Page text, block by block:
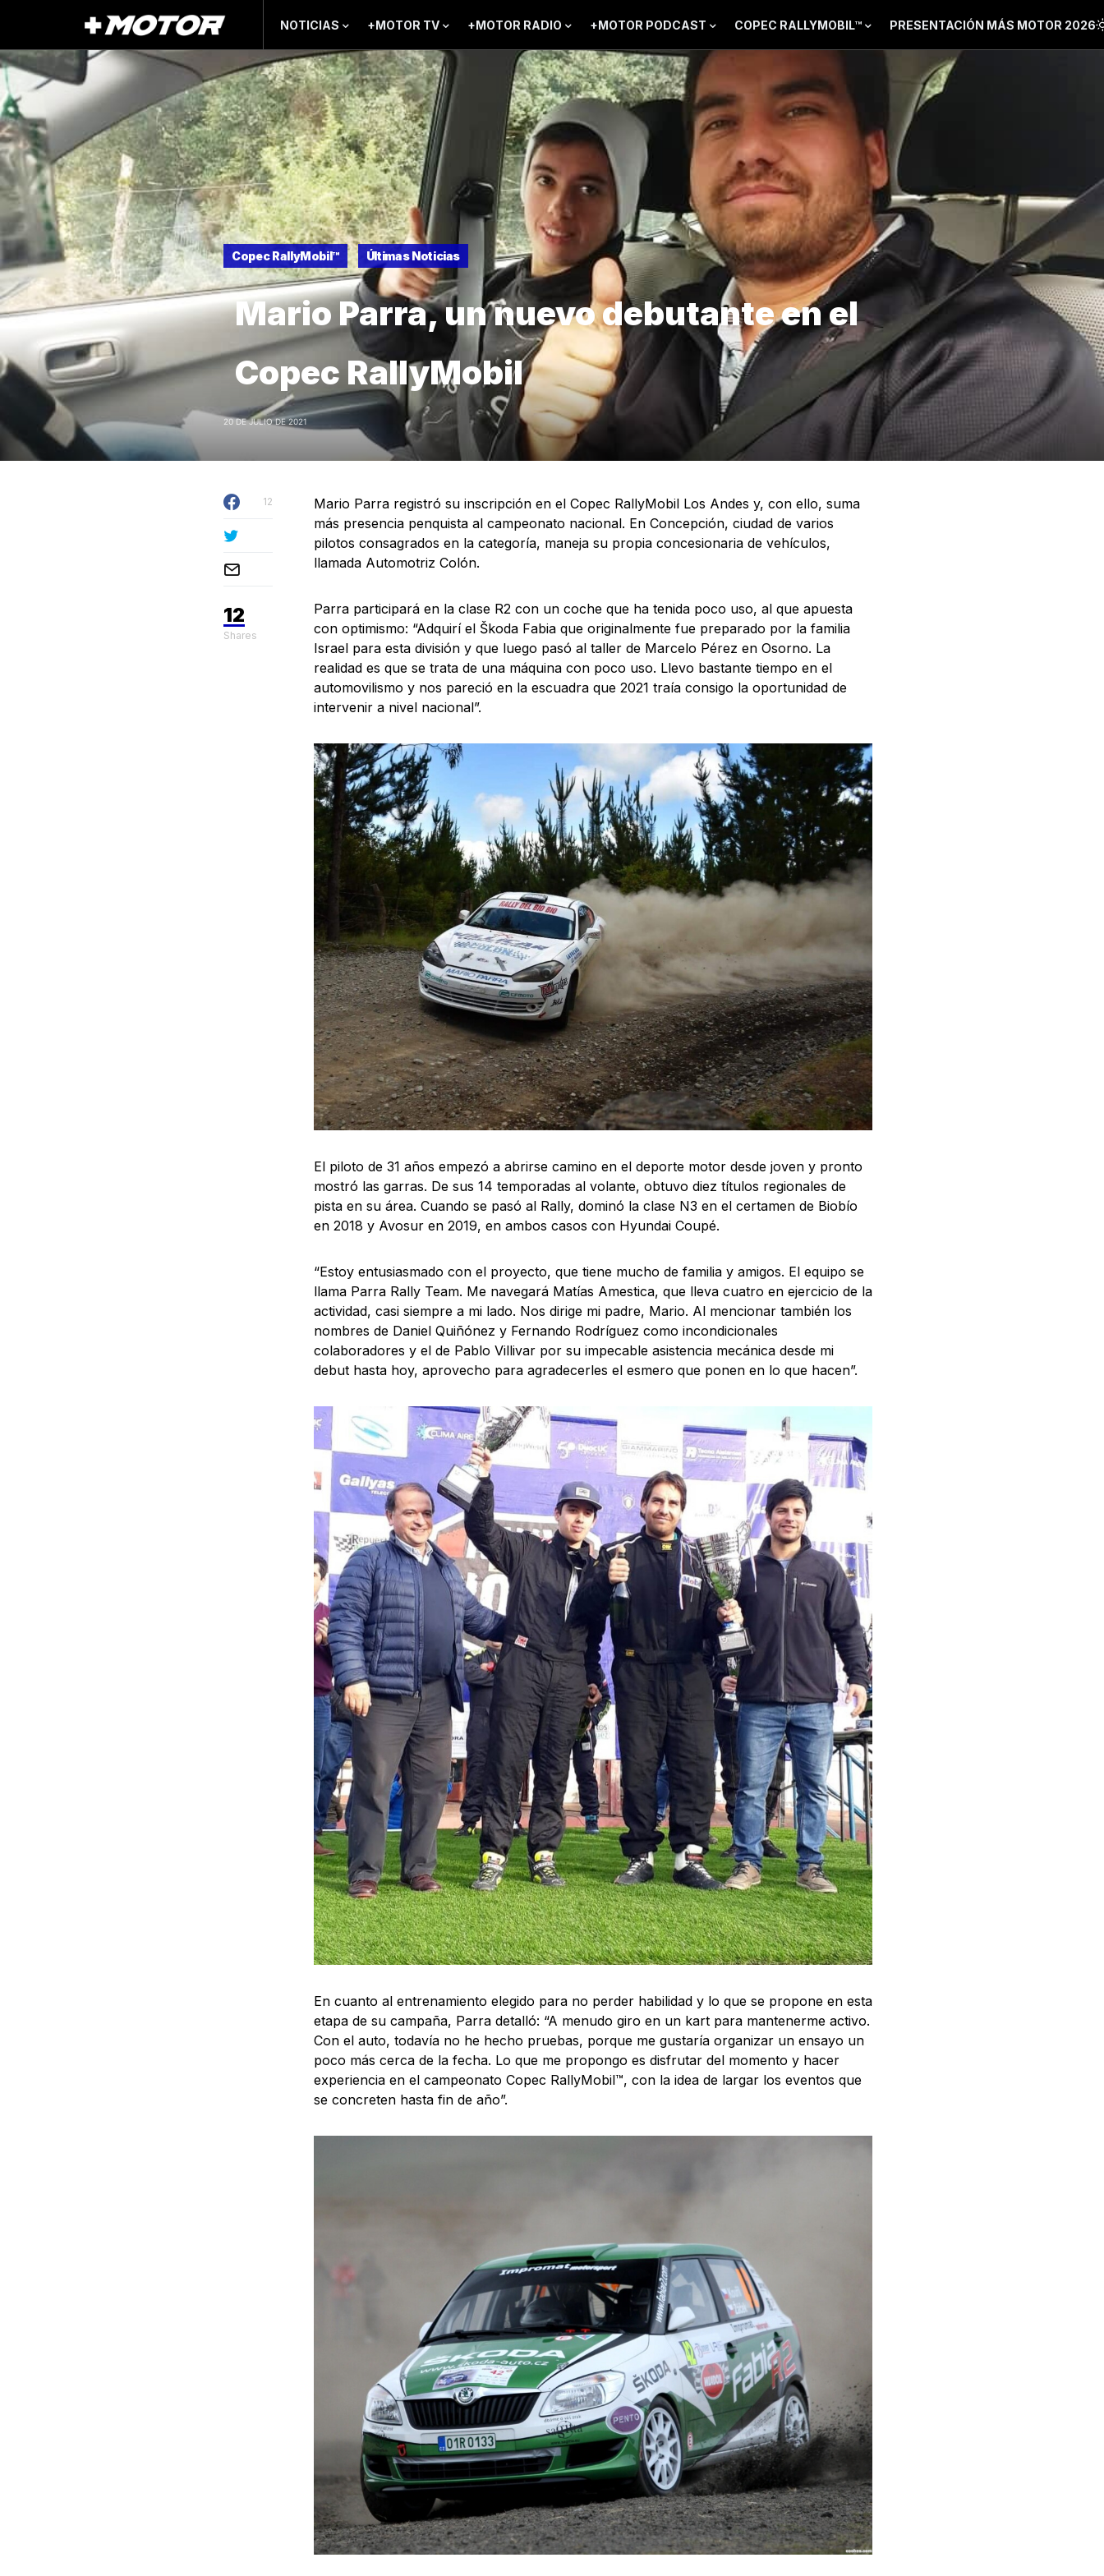
NOTICIAS +MOTOR TV +MOTOR RADIO +MOTOR PODCAST COPEC RALLYMOBIL™ PRESENTACIÓN MÁS MOTOR 2026
Copec RallyMobil™ Últimas Noticias
Mario Parra, un nuevo debutante en el
Copec RallyMobil
20 DE JULIO DE 2021
12
Shares
12
Mario Parra registró su inscripción en el Copec RallyMobil Los Andes y, con ello, suma
más presencia penquista al campeonato nacional. En Concepción, ciudad de varios
pilotos consagrados en la categoría, maneja su propia concesionaria de vehículos,
llamada Automotriz Colón.
Parra participará en la clase R2 con un coche que ha tenida poco uso, al que apuesta
con optimismo: “Adquirí el Škoda Fabia que originalmente fue preparado por la familia
Israel para esta división y que luego pasó al taller de Marcelo Pérez en Osorno. La
realidad es que se trata de una máquina con poco uso. Llevo bastante tiempo en el
automovilismo y nos pareció en la escuadra que 2021 traía consigo la oportunidad de
intervenir a nivel nacional”.
El piloto de 31 años empezó a abrirse camino en el deporte motor desde joven y pronto
mostró las garras. De sus 14 temporadas al volante, obtuvo diez títulos regionales de
pista en su área. Cuando se pasó al Rally, dominó la clase N3 en el certamen de Biobío
en 2018 y Avosur en 2019, en ambos casos con Hyundai Coupé.
“Estoy entusiasmado con el proyecto, que tiene mucho de familia y amigos. El equipo se
llama Parra Rally Team. Me navegará Matías Amestica, que lleva cuatro en ejercicio de la
actividad, casi siempre a mi lado. Nos dirige mi padre, Mario. Al mencionar también los
nombres de Daniel Quiñónez y Fernando Rodríguez como incondicionales
colaboradores y el de Pablo Villivar por su impecable asistencia mecánica desde mi
debut hasta hoy, aprovecho para agradecerles el esmero que ponen en lo que hacen”.
En cuanto al entrenamiento elegido para no perder habilidad y lo que se propone en esta
etapa de su campaña, Parra detalló: “A menudo giro en un kart para mantenerme activo.
Con el auto, todavía no he hecho pruebas, porque me gustaría organizar un ensayo un
poco más cerca de la fecha. Lo que me propongo es disfrutar del momento y hacer
experiencia en el campeonato Copec RallyMobil™, con la idea de largar los eventos que
se concreten hasta fin de año”.